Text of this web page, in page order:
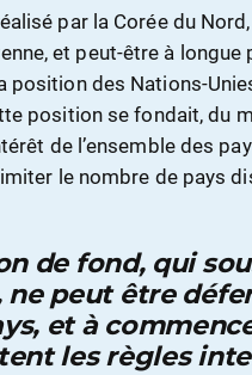
par la Corée du
et peut-être à
position des Nations-
position se fondait, du
de l’ensemble des
le nombre de pays
de fond, qui
peut être
et à
les règles